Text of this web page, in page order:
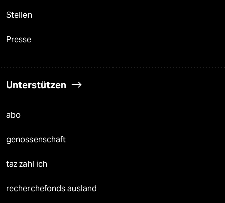
Stellen
Presse
Unterstützen
abo
genossenschaft
taz zahl ich
recherchefonds ausland